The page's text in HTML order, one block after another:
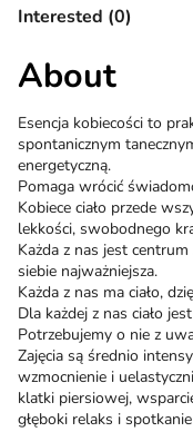
Interested (0)
About
Esencja kobiecości to
spontanicznym
energetyczną.
Pomaga wrócić
Kobiece ciało przede
lekkości, swobodnego
Każda z nas jest
siebie najważniejsza.
Każda z nas ma ciało,
Dla każdej z nas ciało
Potrzebujemy o nie z
Zajęcia są średnio
wzmocnienie i
klatki piersiowej,
głęboki relaks i